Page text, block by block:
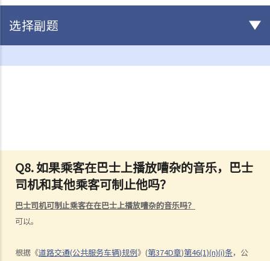
Q8. 如果乘客在巴士上播放嘈杂的音乐，巴士
司机和其他乘客可制止他吗？
巴士司机可制止乘客在在巴士上播放嘈杂的音乐吗？
可以。
根据《道路交通(公共服务车辆)规例》 (第374D章)第46(1)(n)(i)条，公
选择副题
驾驶
a. 没有遵守安全停车距离及从后撞击
b. 没有察看清楚而倒车
c. 不安全地超车
d. 撞倒行人
危险驾驶